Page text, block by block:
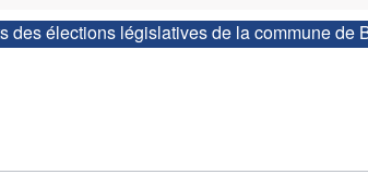
des élections législatives de la commune de